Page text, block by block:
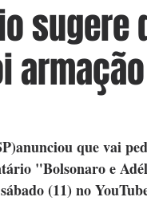
sugere
que vai
"Bolsonaro e
(11) no